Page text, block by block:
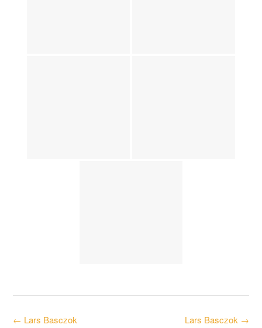
Post Lars Basczok →
← Lars Basczok